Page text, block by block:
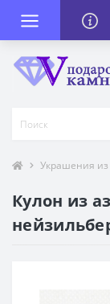
Украшения
Кулон из